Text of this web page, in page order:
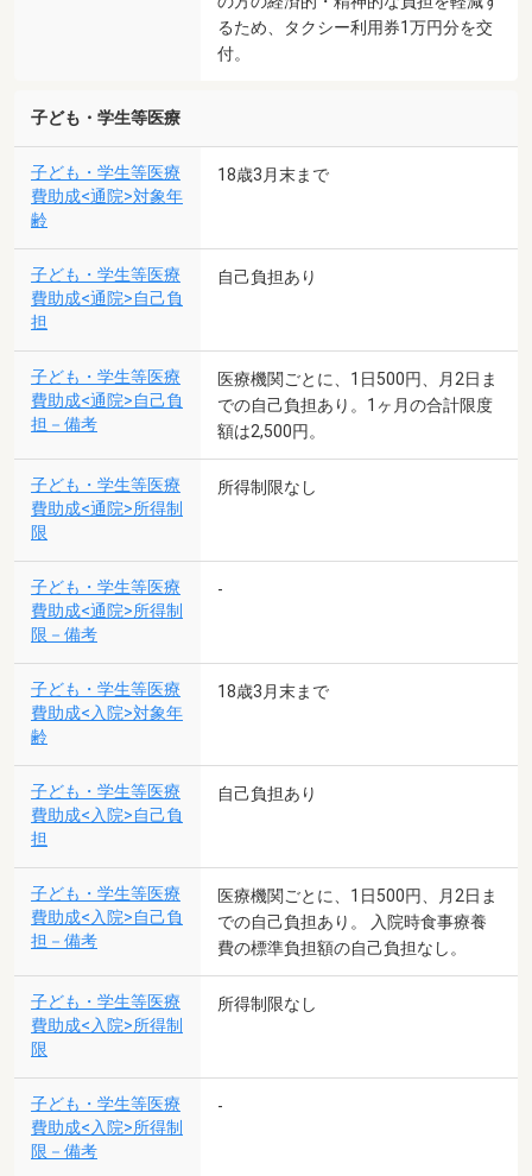
るため、タクシー利用券1万円分を交
付。
子ども・学生等医療
子ども・学生等医療
費助成<通院>対象年
齢
18歳3月末まで
子ども・学生等医療
費助成<通院>自己負
担
自己負担あり
子ども・学生等医療
費助成<通院>自己負
担－備考
医療機関ごとに、1日500円、月2日ま
での自己負担あり。1ヶ月の合計限度
額は2,500円。
子ども・学生等医療
費助成<通院>所得制
限
所得制限なし
子ども・学生等医療
費助成<通院>所得制
限－備考
-
子ども・学生等医療
費助成<入院>対象年
齢
18歳3月末まで
子ども・学生等医療
費助成<入院>自己負
担
自己負担あり
子ども・学生等医療
費助成<入院>自己負
担－備考
医療機関ごとに、1日500円、月2日ま
での自己負担あり。 入院時食事療養
費の標準負担額の自己負担なし。
子ども・学生等医療
費助成<入院>所得制
限
所得制限なし
子ども・学生等医療
費助成<入院>所得制
限－備考
-